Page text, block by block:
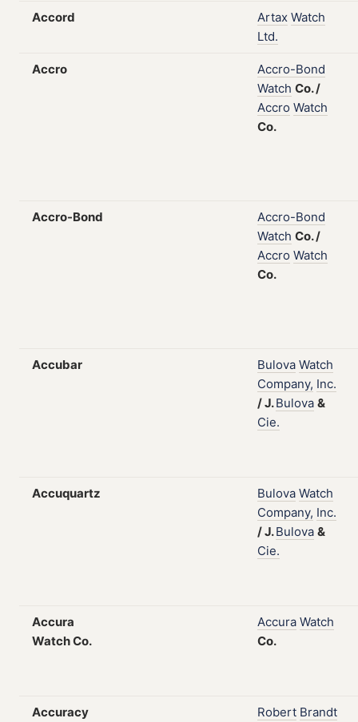
Accord Artax Watch
Ltd.
Accro
Accro-Bond
Watch Co./
Accro Watch
Co.
Accro-Bond
Accro-Bond
Watch Co./
Accro Watch
Co.
Accubar Bulova Watch
Company, Inc.
/J.Bulova &
Cie.
Accuquartz Bulova Watch
Company, Inc.
/J.Bulova &
Cie.
Accura
Watch Co.
Accura Watch
Co.
Accuracy Robert Brandt